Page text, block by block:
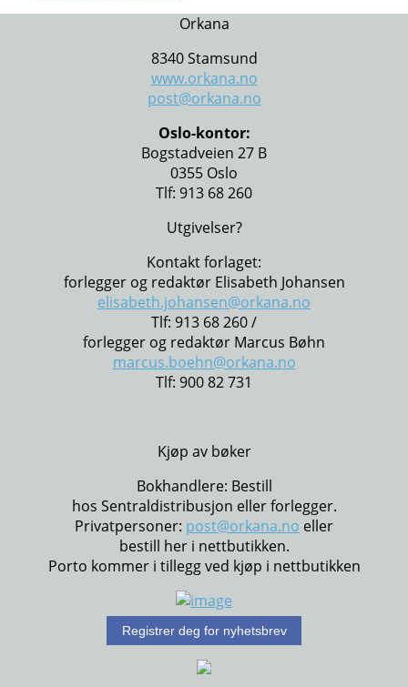
Orkana
8340 Stamsund
www.orkana.no
post@orkana.no
Oslo-kontor:
Bogstadveien 27 B
0355 Oslo
Tlf: 913 68 260
Utgivelser?
Kontakt forlaget:
forlegger og redaktør Elisabeth Johansen
elisabeth.johansen@orkana.no
Tlf: 913 68 260 /
forlegger og redaktør Marcus Bøhn
marcus.boehn@orkana.no
Tlf: 900 82 731
Kjøp av bøker
Bokhandlere: Bestill
hos Sentraldistribusjon eller forlegger.
Privatpersoner: post@orkana.no eller
bestill her i nettbutikken.
Porto kommer i tillegg ved kjøp i nettbutikken
Registrer deg for nyhetsbrev